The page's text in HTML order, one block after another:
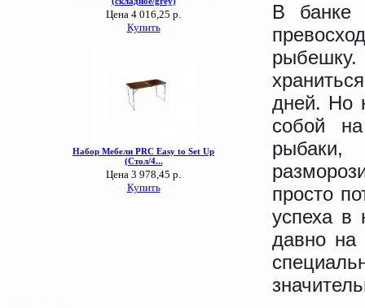
В банке
дней. Но
собой
рыбаки,
просто
успеха в
давно на